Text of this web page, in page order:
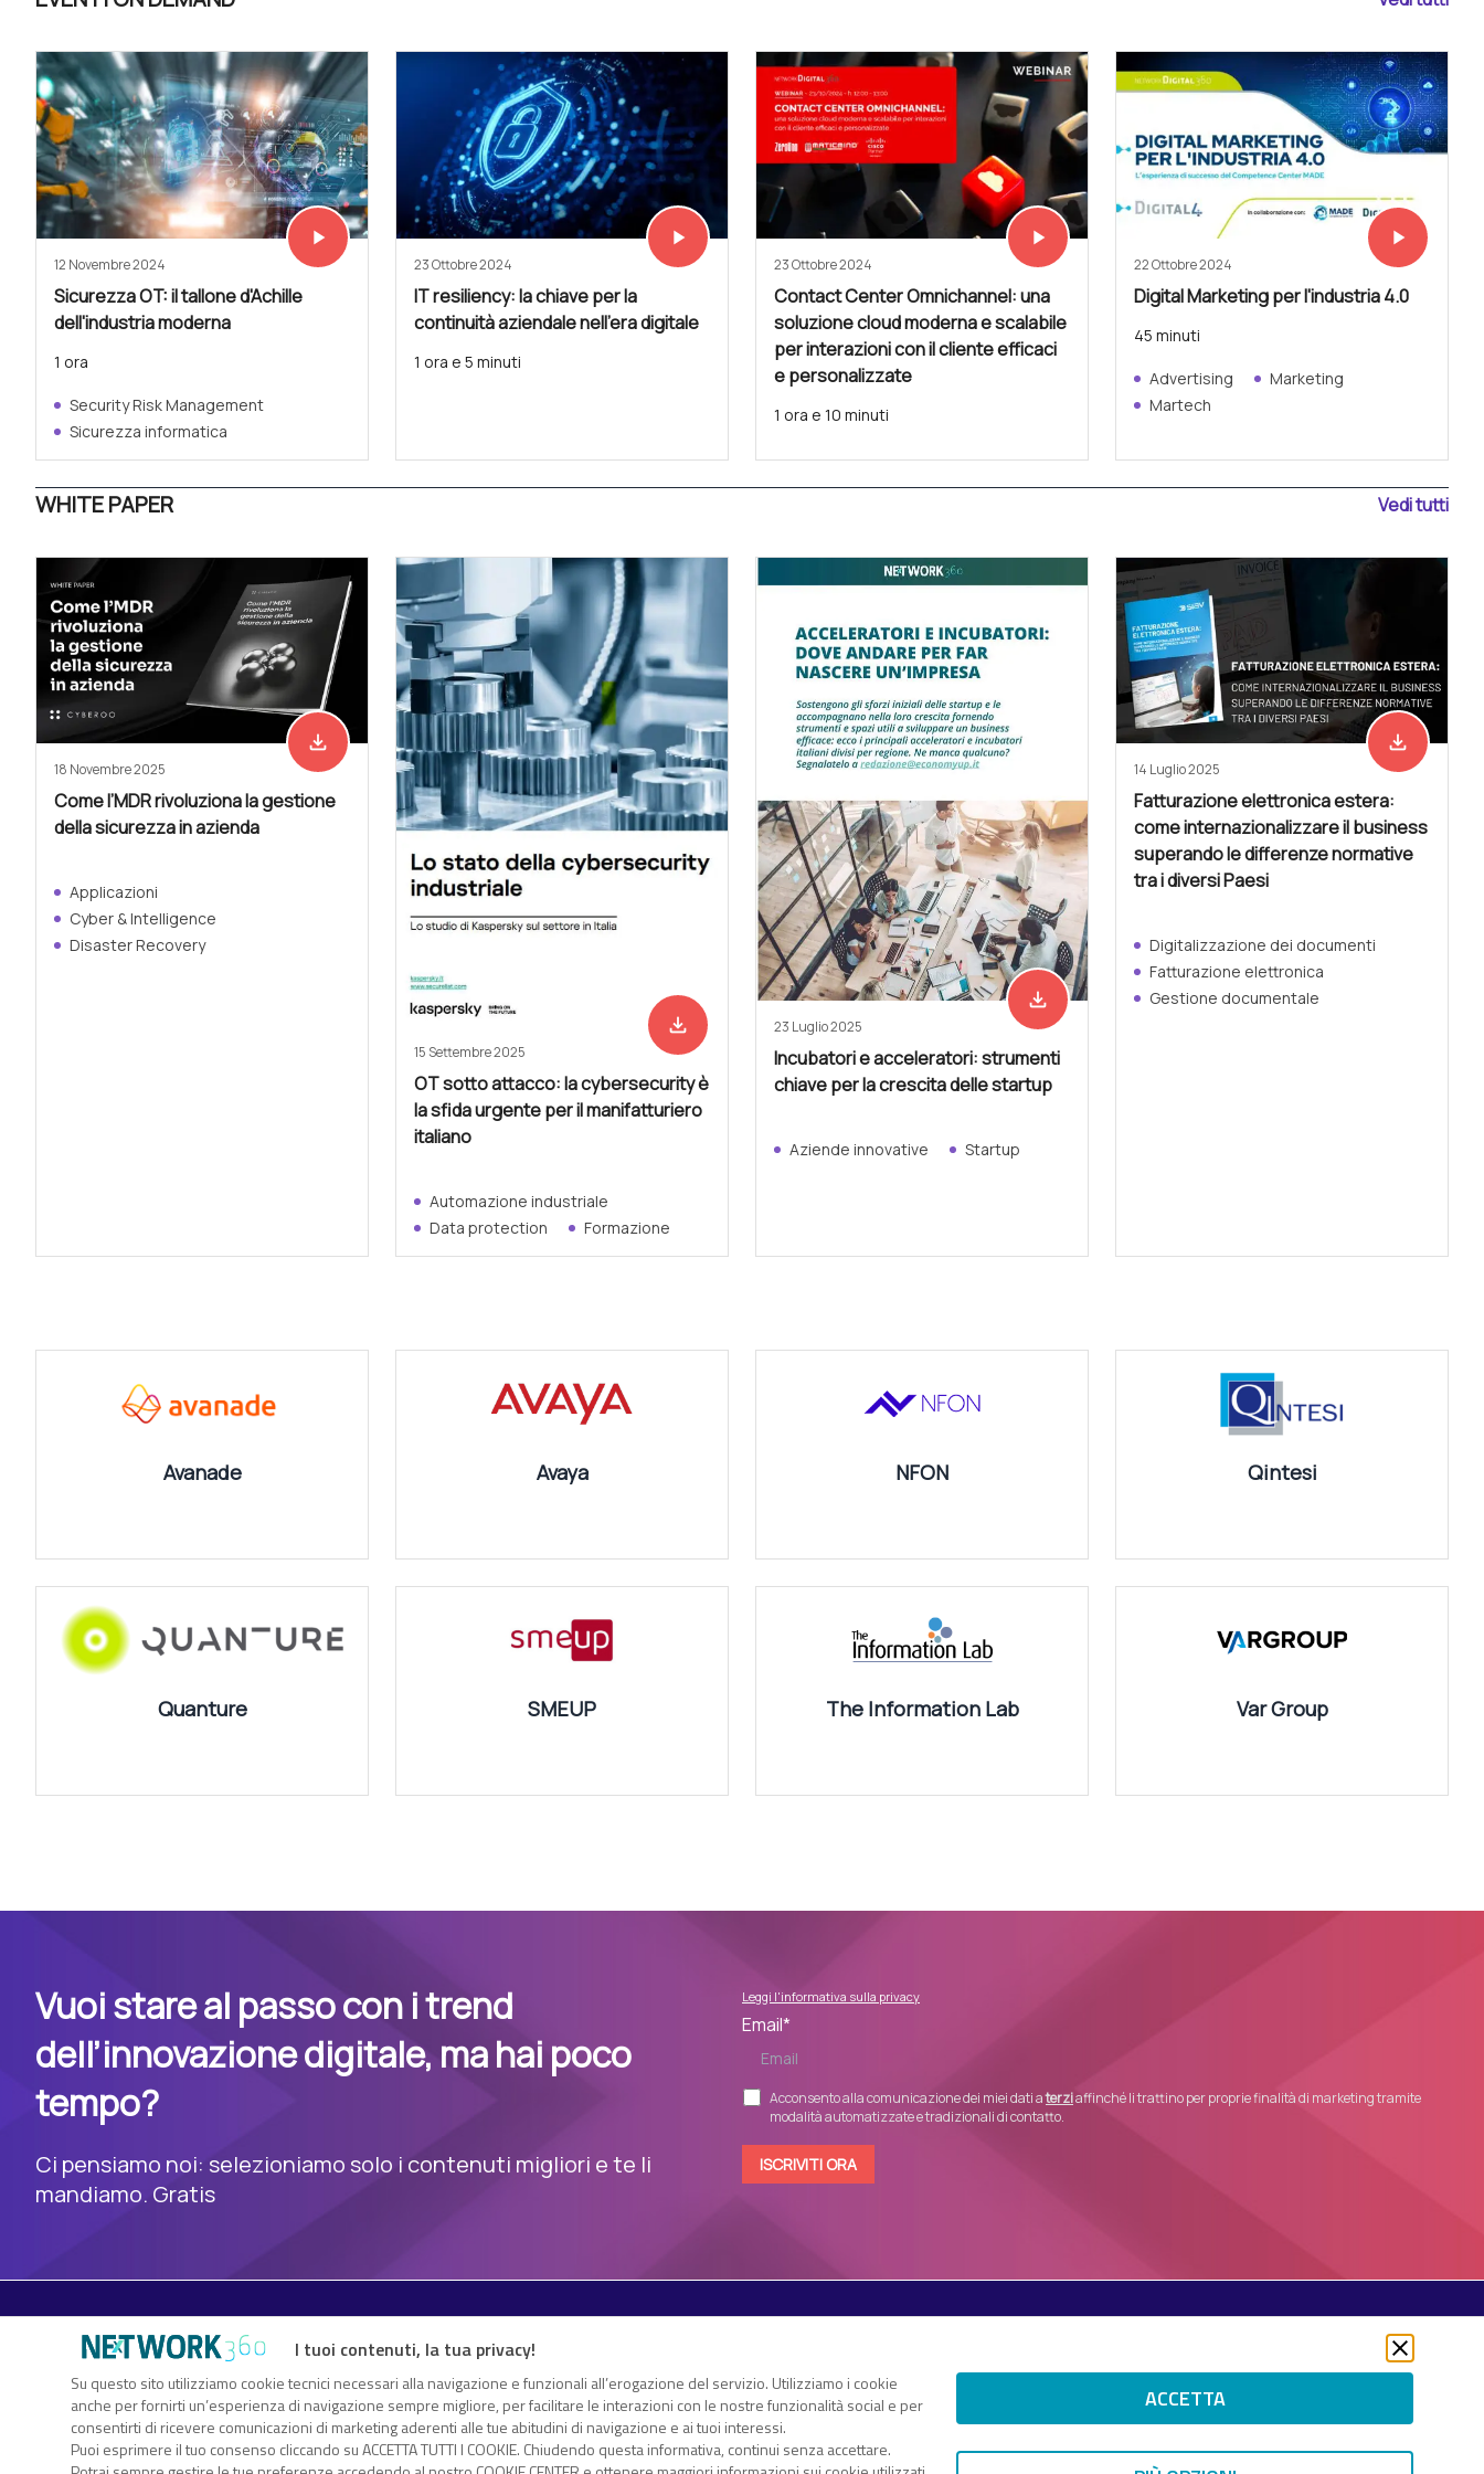
Vedi subito
play_arrow
12 Novembre 2024
Sicurezza OT: il tallone d'Achille
dell'industria moderna
1 ora
Security Risk Management
Sicurezza informatica
Vedi subito
play_arrow
23 Ottobre 2024
IT resiliency: la chiave per la
continuità aziendale nell'era digitale
1 ora e 5 minuti
Vedi subito
play_arrow
23 Ottobre 2024
Contact Center Omnichannel: una
soluzione cloud moderna e scalabile
per interazioni con il cliente efficaci
e personalizzate
1 ora e 10 minuti
Vedi subito
play_arrow
22 Ottobre 2024
Digital Marketing per l'industria 4.0
45 minuti
Advertising
Marketing
Martech
WHITE PAPER Vedi tutti
Scarica adesso
file_download
18 Novembre 2025
Come l’MDR rivoluziona la gestione
della sicurezza in azienda
Applicazioni
Cyber & Intelligence
Disaster Recovery
Scarica adesso
file_download
15 Settembre 2025
OT sotto attacco: la cybersecurity è
la sfida urgente per il manifatturiero
italiano
Automazione industriale
Data protection
Formazione
Scarica adesso
file_download
23 Luglio 2025
Incubatori e acceleratori: strumenti
chiave per la crescita delle startup
Aziende innovative Startup
Scarica
file_download
14 Luglio 2025
Fatturazione elettronica estera:
come internazionalizzare il business
superando le differenze normative
tra i diversi Paesi
Digitalizzazione dei documenti
Fatturazione elettronica
Gestione documentale
Avanade Avaya NFON Qintesi
Quanture SMEUP The Information Lab Var Group
Vuoi stare al passo con i trend
dell’innovazione digitale, ma hai poco
tempo?
Ci pensiamo noi: selezioniamo solo i contenuti migliori e te li
mandiamo. Gratis
Leggi l'informativa sulla privacy
Email*
Acconsento alla comunicazione dei miei dati aterziaffinché li trattino per proprie finalità di marketing tramite
modalità automatizzate e tradizionali di contatto.
TechFlix360 è il nuovo centro risorse di Nextwork360. Un vero e proprio “knowledge hub”
sull’innovazione digitale che ti consente di approfondire gli argomenti di tuo interesse
attraverso white paper, webcast, eBook, infografiche, webinar.
White paper
Eventi on demand
Eventi futuri
Instagram
Nextwork360 – Codice fiscale e Partita IVA 13868590962 – © 2025 Nextwork360. ALL RIGHTS RESERVED.
I tuoi contenuti, la tua privacy!
Su questo sito utilizziamo cookie tecnici necessari alla navigazione e funzionali all’erogazione del servizio. Utilizziamo i cookie
anche per fornirti un’esperienza di navigazione sempre migliore, per facilitare le interazioni con le nostre funzionalità social e per
consentirti di ricevere comunicazioni di marketing aderenti alle tue abitudini di navigazione e ai tuoi interessi.
Puoi esprimere il tuo consenso cliccando su ACCETTA TUTTI I COOKIE. Chiudendo questa informativa, continui senza accettare.
ACCETTA